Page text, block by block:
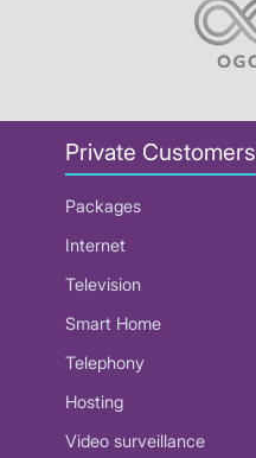
Private Customers
Packages
Internet
Television
Smart Home
Telephony
Hosting
Video surveillance